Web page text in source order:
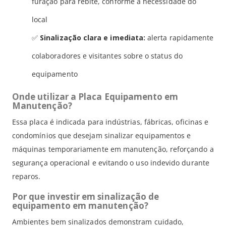
local
✅ Sinalização clara e imediata: alerta rapidamente
colaboradores e visitantes sobre o status do
equipamento
Onde utilizar a Placa Equipamento em
Manutenção?
Essa placa é indicada para indústrias, fábricas, oficinas e
condomínios que desejam sinalizar equipamentos e
máquinas temporariamente em manutenção, reforçando a
segurança operacional e evitando o uso indevido durante
reparos.
Por que investir em sinalização de
equipamento em manutenção?
Ambientes bem sinalizados demonstram cuidado,